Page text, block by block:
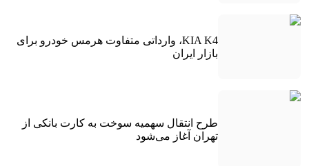
KIA K4، وارداتی متفاوت هرمس خودرو برای
بازار ایران
طرح انتقال سهمیه سوخت به کارت بانکی از
تهران آغاز می‌شود